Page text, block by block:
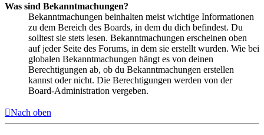
Was sind Bekanntmachungen?
Bekanntmachungen beinhalten meist wichtige Informationen
zu dem Bereich des Boards, in dem du dich befindest. Du
solltest sie stets lesen. Bekanntmachungen erscheinen oben
auf jeder Seite des Forums, in dem sie erstellt wurden. Wie bei
globalen Bekanntmachungen hängt es von deinen
Berechtigungen ab, ob du Bekanntmachungen erstellen
kannst oder nicht. Die Berechtigungen werden von der
Board-Administration vergeben.
Nach oben